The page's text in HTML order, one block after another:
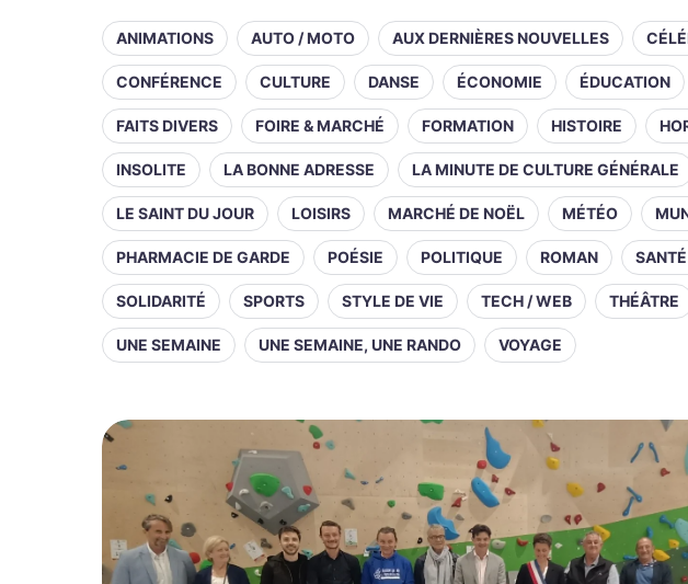
ANIMATIONS AUTO / MOTO AUX DERNIÈRES NOUVELLES
CONFÉRENCE CULTURE DANSE ÉCONOMIE ÉDUCATION
FAITS DIVERS FOIRE & MARCHÉ FORMATION HISTOIRE
INSOLITE LA BONNE ADRESSE LA MINUTE DE CULTURE GÉNÉRALE
LE SAINT DU JOUR LOISIRS MARCHÉ DE NOËL MÉTÉO
PHARMACIE DE GARDE POÉSIE POLITIQUE ROMAN
SOLIDARITÉ SPORTS STYLE DE VIE TECH / WEB THÉÂTRE
UNE SEMAINE UNE SEMAINE, UNE RANDO VOYAGE